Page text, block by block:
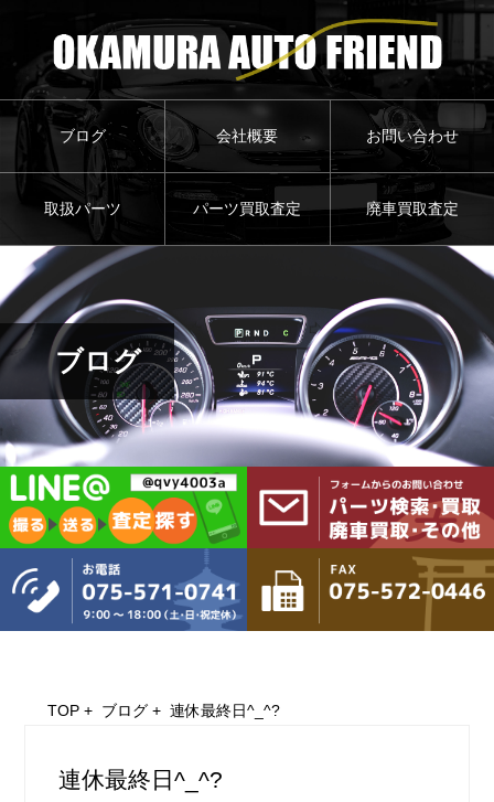
ブログ 会社概要 お問い合わせ
取扱パーツ パーツ買取査定 廃車買取査定
ブログ
TOP+ ブログ+ 連休最終日^_^?
連休最終日^_^?